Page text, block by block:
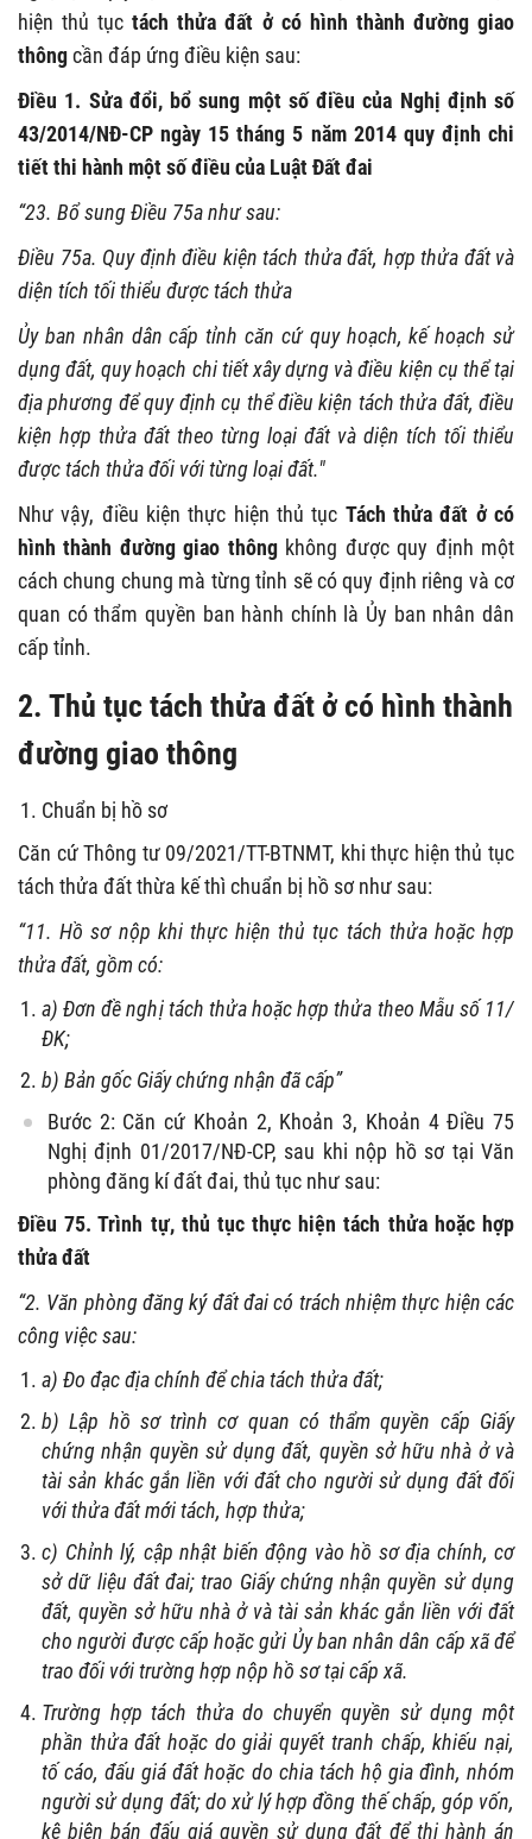
hiện thủ tụctách thửa đất ở có hình thành đường giao
thôngcần đáp ứng điều kiện sau:
Điều 1. Sửa đổi, bổ sung một số điều của Nghị định số
43/2014/NĐ-CP ngày 15 tháng 5 năm 2014 quy định chi
tiết thi hành một số điều của Luật Đất đai
“23. Bổ sung Điều 75a như sau:
Điều 75a. Quy định điều kiện tách thửa đất, hợp thửa đất và
diện tích tối thiểu được tách thửa
Ủy ban nhân dân cấp tỉnh căn cứ quy hoạch, kế hoạch sử
dụng đất, quy hoạch chi tiết xây dựng và điều kiện cụ thể tại
địa phương để quy định cụ thể điều kiện tách thửa đất, điều
kiện hợp thửa đất theo từng loại đất và diện tích tối thiểu
được tách thửa đối với từng loại đất."
Như vậy, điều kiện thực hiện thủ tục Tách thửa đất ở có
hình thành đường giao thôngkhông được quy định một
cách chung chung mà từng tỉnh sẽ có quy định riêng và cơ
quan có thẩm quyền ban hành chính là Ủy ban nhân dân
cấp tỉnh.
2. Thủ tục tách thửa đất ở có hình thành
đường giao thông
Chuẩn bị hồ sơ
Căn cứ Thông tư 09/2021/TT-BTNMT, khi thực hiện thủ tục
tách thửa đất thừa kế thì chuẩn bị hồ sơ như sau:
“11. Hồ sơ nộp khi thực hiện thủ tục tách thửa hoặc hợp
thửa đất, gồm có:
a) Đơn đề nghị tách thửa hoặc hợp thửa theo Mẫu số 11/
ĐK;
b) Bản gốc Giấy chứng nhận đã cấp”
Bước 2: Căn cứ Khoản 2, Khoản 3, Khoản 4 Điều 75
Nghị định 01/2017/NĐ-CP, sau khi nộp hồ sơ tại Văn
phòng đăng kí đất đai, thủ tục như sau:
Điều 75. Trình tự, thủ tục thực hiện tách thửa hoặc hợp
thửa đất
“2. Văn phòng đăng ký đất đai có trách nhiệm thực hiện các
công việc sau:
a) Đo đạc địa chính để chia tách thửa đất;
b) Lập hồ sơ trình cơ quan có thẩm quyền cấp Giấy
chứng nhận quyền sử dụng đất, quyền sở hữu nhà ở và
tài sản khác gắn liền với đất cho người sử dụng đất đối
với thửa đất mới tách, hợp thửa;
c) Chỉnh lý, cập nhật biến động vào hồ sơ địa chính, cơ
sở dữ liệu đất đai; trao Giấy chứng nhận quyền sử dụng
đất, quyền sở hữu nhà ở và tài sản khác gắn liền với đất
cho người được cấp hoặc gửi Ủy ban nhân dân cấp xã để
trao đối với trường hợp nộp hồ sơ tại cấp xã.
Trường hợp tách thửa do chuyển quyền sử dụng một
phần thửa đất hoặc do giải quyết tranh chấp, khiếu nại,
tố cáo, đấu giá đất hoặc do chia tách hộ gia đình, nhóm
người sử dụng đất; do xử lý hợp đồng thế chấp, góp vốn,
kê biên bán đấu giá quyền sử dụng đất để thi hành án